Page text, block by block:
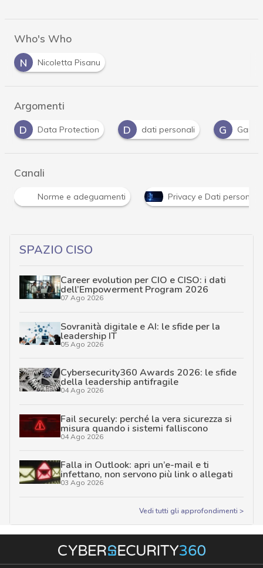
Who's Who
N
Nicoletta Pisanu
Argomenti
D
dati personali G Garante Privacy G Gdpr
Canali
Norme e adeguamenti Privacy e Dati personali
SPAZIO CISO
Career evolution per CIO e CISO: i dati
dell’Empowerment Program 2026
07 Ago 2026
Sovranità digitale e AI: le sfide per la
leadership IT
05 Ago 2026
Cybersecurity360 Awards 2026: le sfide
della leadership antifragile
04 Ago 2026
Fail securely: perché la vera sicurezza si
misura quando i sistemi falliscono
04 Ago 2026
Falla in Outlook: apri un’e-mail e ti
infettano, non servono più link o allegati
03 Ago 2026
Vedi tutti gli approfondimenti >